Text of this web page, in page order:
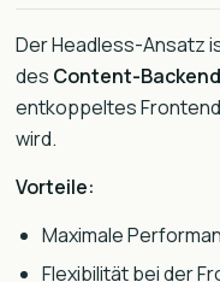
Der Headless-Ansatz
des Content-
entkoppeltes
wird.
Vorteile:
Maximale
Flexibilität bei der